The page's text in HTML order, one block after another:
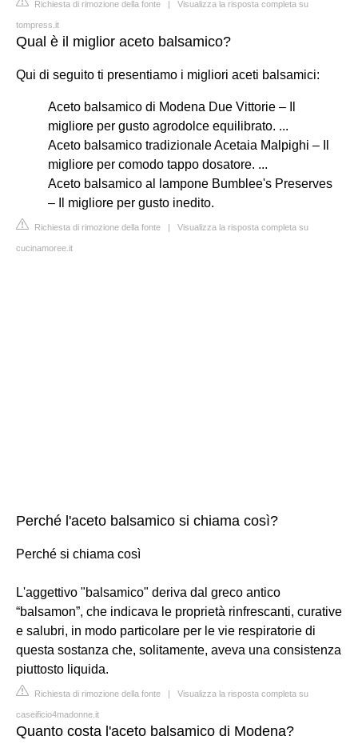
Richiesta di rimozione della fonte | Visualizza la risposta completa su
tompress.it
Qual è il miglior aceto balsamico?
Qui di seguito ti presentiamo i migliori aceti balsamici:
Aceto balsamico di Modena Due Vittorie – Il
migliore per gusto agrodolce equilibrato. ...
Aceto balsamico tradizionale Acetaia Malpighi – Il
migliore per comodo tappo dosatore. ...
Aceto balsamico al lampone Bumblee's Preserves
– Il migliore per gusto inedito.
Richiesta di rimozione della fonte | Visualizza la risposta completa su
cucinamoree.it
Perché l'aceto balsamico si chiama così?
Perché si chiama così
L'aggettivo "balsamico" deriva dal greco antico
“balsamon”, che indicava le proprietà rinfrescanti, curative
e salubri, in modo particolare per le vie respiratorie di
questa sostanza che, solitamente, aveva una consistenza
piuttosto liquida.
Richiesta di rimozione della fonte | Visualizza la risposta completa su
caseificio4madonne.it
Quanto costa l'aceto balsamico di Modena?